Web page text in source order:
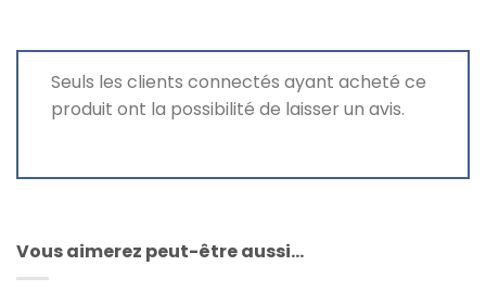
Seuls les clients connectés ayant acheté ce
produit ont la possibilité de laisser un avis.
Vous aimerez peut-être aussi…